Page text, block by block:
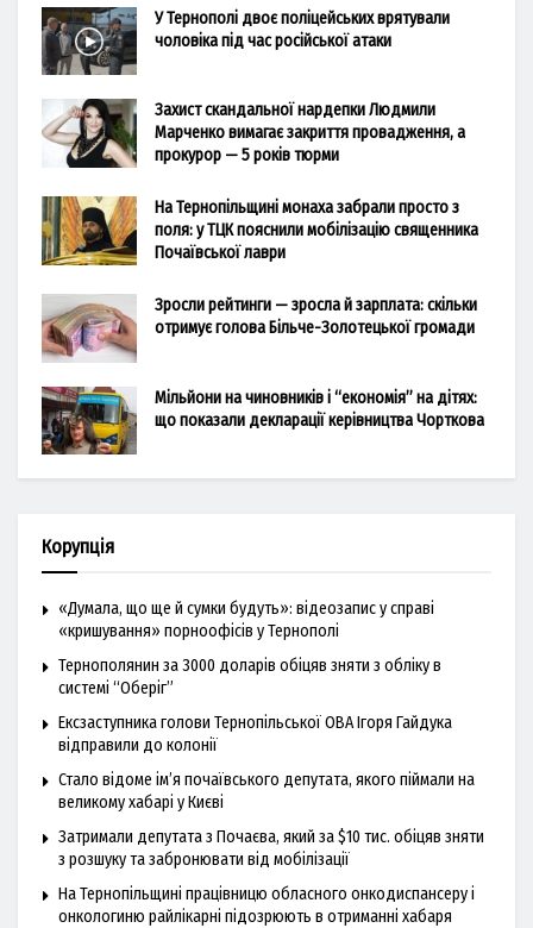
У Тернополі двоє поліцейських врятували
чоловіка під час російської атаки
Захист скандальної нардепки Людмили
Марченко вимагає закриття провадження, а
прокурор — 5 років тюрми
На Тернопільщині монаха забрали просто з
поля: у ТЦК пояснили мобілізацію священника
Почаївської лаври
Зросли рейтинги — зросла й зарплата: скільки
отримує голова Більче-Золотецької громади
Мільйони на чиновників і “економія” на дітях:
що показали декларації керівництва Чорткова
Корупція
«Думала, що ще й сумки будуть»: відеозапис у справі
«кришування» порноофісів у Тернополі
Тернополянин за 3000 доларів обіцяв зняти з обліку в
системі “Оберіг”
Ексзаступника голови Тернопільської ОВА Ігоря Гайдука
відправили до колонії
Стало відоме ім’я почаївського депутата, якого піймали на
великому хабарі у Києві
Затримали депутата з Почаєва, який за $10 тис. обіцяв зняти
з розшуку та забронювати від мобілізації
На Тернопільщині працівницю обласного онкодиспансеру і
онкологиню райлікарні підозрюють в отриманні хабаря